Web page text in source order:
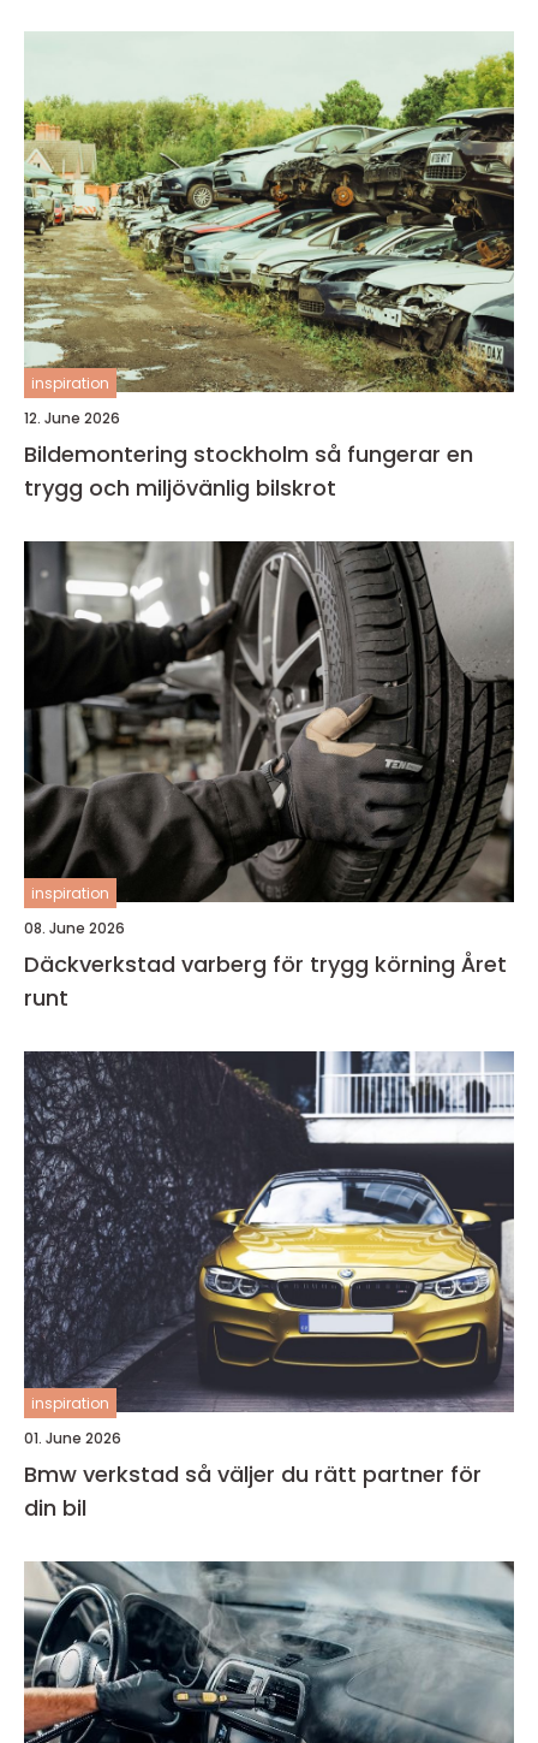
inspiration
12. June 2026
Bildemontering stockholm så fungerar en
trygg och miljövänlig bilskrot
inspiration
08. June 2026
Däckverkstad varberg för trygg körning Året
runt
inspiration
01. June 2026
Bmw verkstad så väljer du rätt partner för
din bil